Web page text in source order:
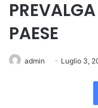
PAESE
admin Luglio 3,